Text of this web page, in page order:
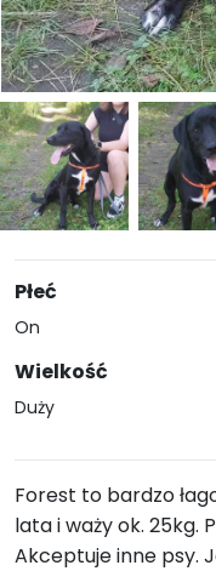
Płeć
On
Wielkość
Duży
Forest to bardzo
lata i waży ok. 25kg.
Akceptuje inne psy.